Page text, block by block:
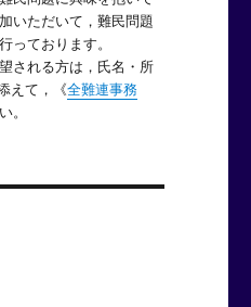
いただいて，難民問題
っております。
される方は，氏名・所
えて，《全難連事務
。